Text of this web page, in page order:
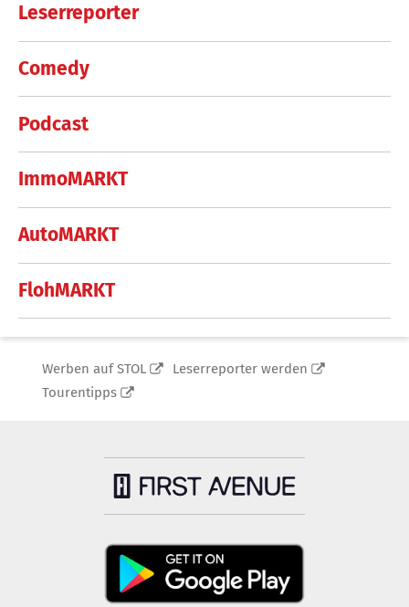
Leserreporter
Comedy
Podcast
ImmoMARKT
AutoMARKT
FlohMARKT
Werben auf STOL
Leserreporter werden
Tourentipps